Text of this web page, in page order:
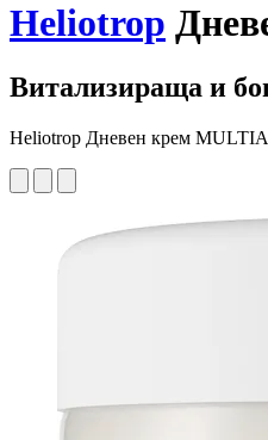
Heliotrop
Витализираща и
Heliotrop Дневен крем